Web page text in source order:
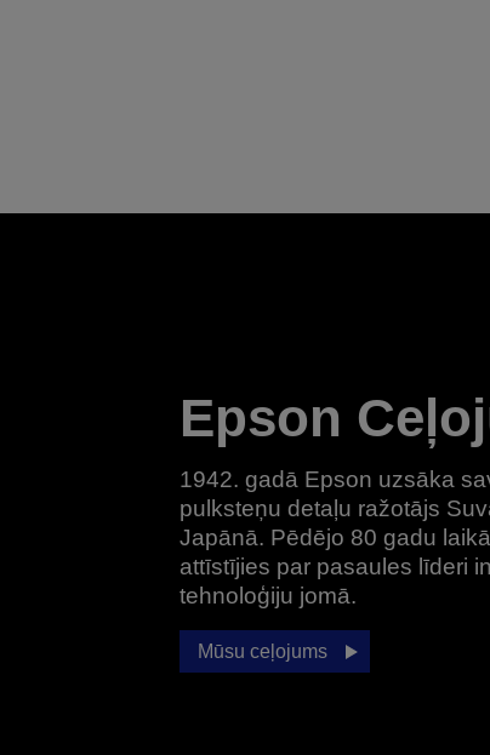
Epson
1942. gadā Epson uzsāka
pulksteņu detaļu ražotājs
Japānā. Pēdējo 80 gadu
attīstījies par pasaules līderi
tehnoloģiju jomā.
Mūsu ceļojums